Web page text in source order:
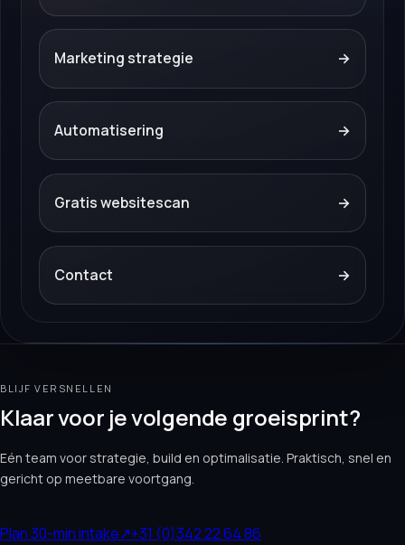
Marketing strategie →
Automatisering →
Gratis websitescan →
Contact →
BLIJF VERSNELLEN
Klaar voor je volgende groeisprint?
Eén team voor strategie, build en optimalisatie. Praktisch, snel en
gericht op meetbare voortgang.
Plan 30-min intake↗+31 (0)342 22 64 86